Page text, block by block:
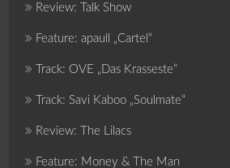
Review: Talk Show
Feature: apaull „Cartel“
Track: OVE „Das Krasseste“
Track: Savi Kaboo „Soulmate“
Review: The Lilacs
Feature: Money & The Man